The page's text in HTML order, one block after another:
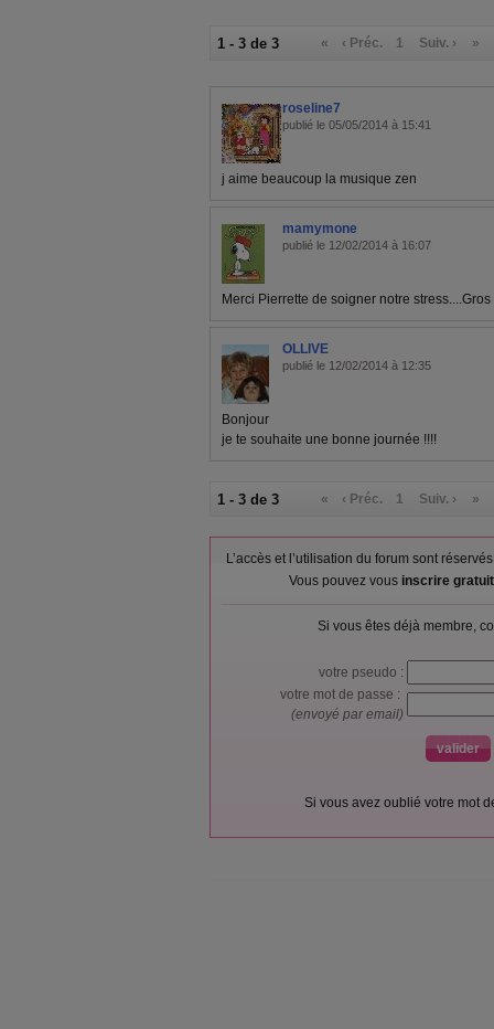
1 - 3 de 3 « ‹ Préc. 1 Suiv. › »
roseline7
publié le 05/05/2014 à 15:41
j aime beaucoup la musique zen
mamymone
publié le 12/02/2014 à 16:07
Merci Pierrette de soigner notre
OLLIVE
publié le 12/02/2014 à 12:35
Bonjour
je te souhaite une bonne journée !!!!
1 - 3 de 3 « ‹ Préc. 1 Suiv. › »
L’accès et l’utilisation du forum sont
Vous pouvez vous inscrire
Si vous êtes déjà membre,
votre pseudo :
votre mot de passe :
(envoyé par email)
Si vous avez oublié votre mot